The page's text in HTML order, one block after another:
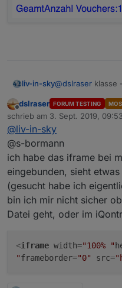
liv-in-sky@dslraser klasse
@dslraser- habe folgendes noch hinzugefüg -
alphabetische
netzwerke, jetzt
auschalten der
anderes thema:
wartezeit bei der abmeldung der
jemand eine idee-
oder gibt es ein
schon zu helfen -
simulieren ?
Offline
dslraser FORUM TESTING
schrieb am 3. Sept. 2019, 09:53
zuletzt editiert von
@liv-in-sky
@s-bormann
ich habe das iframe bei
eingebunden, sieht
(gesucht habe ich
bin ich mir nicht sicher
Datei geht, oder im
<iframe width="100% "
"frameborder="0" src=